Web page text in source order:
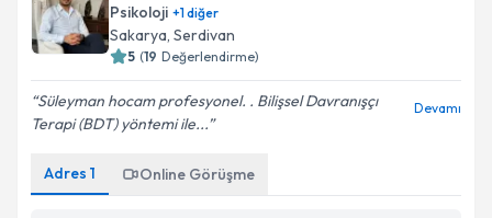
Psikoloji +1diğer
Sakarya, Serdivan
5 (19 Değerlendirme)
Süleyman hocam profesyonel. . Bilişsel Davranışçı
Terapi (BDT) yöntemi ile...
Devamı
Adres 1 Online Görüşme